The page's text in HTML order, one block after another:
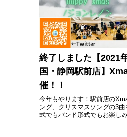
終了しました【2021
国・静岡駅前店】
催！！
今年もやります！駅前店の
ング、クリスマスソングの3
式でもバンド形式でもお楽し